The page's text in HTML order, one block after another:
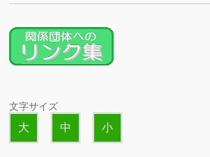
文字サイズ
大 中 小